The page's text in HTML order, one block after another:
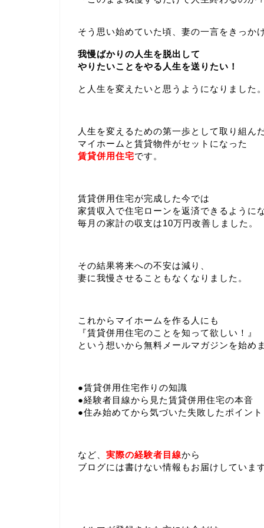
そう思い始めていた頃、妻の一言をきっか
我慢ばかりの人生を脱出して
やりたいことをやる人生を送りたい！
と人生を変えたいと思うようになりました。
人生を変えるための第一歩として取り組ん
マイホームと賃貸物件がセットになった
賃貸併用住宅です。
賃貸併用住宅が完成した今では
家賃収入で住宅ローンを返済できるようにな
毎月の家計の収支は10万円改善しました。
その結果将来への不安は減り、
妻に我慢させることもなくなりました。
これからマイホームを作る人にも
『賃貸併用住宅のことを知って欲しい！』
という想いから無料メールマガジンを始め
●賃貸併用住宅作りの知識
●経験者目線から見た賃貸併用住宅の本音
●住み始めてから気づいた失敗したポイント
など、 実際の経験者目線から
ブログには書けない情報もお届けしています